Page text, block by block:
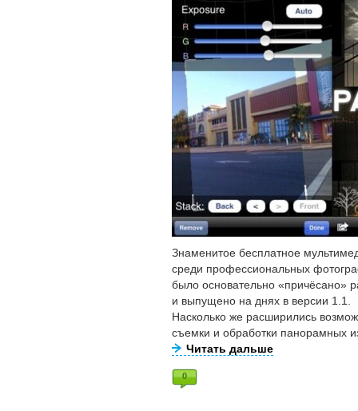
Знаменитое бесплатное
среди профессиональных
было основательно «причёсано»
и выпущено на днях в версии 1.1.
Насколько же расширились
съемки и обработки панорамных
Читать дальше
0